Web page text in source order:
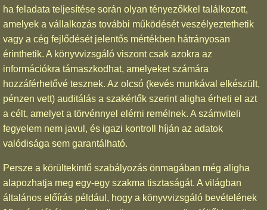
ha feladata teljesítése során olyan tényezőkkel találkozott,
amelyek a vállalkozás további működését veszélyeztethetik
vagy a cég fejlődését jelentős mértékben hátrányosan
érinthetik. A könyvvizsgáló viszont csak azokra az
információkra támaszkodhat, amelyeket számára
hozzáférhetővé tesznek. Az olcsó (kevés munkával elkészült,
pénzen vett) auditálás a szakértők szerint aligha érheti el azt
a célt, amelyet a törvénnyel elérni remélnek. A számviteli
fegyelem nem javul, és igazi kontroll híján az adatok
valódisága sem garantálható.
Persze a körültekintő szabályozás önmagában még aligha
alapozhatja meg egy-egy szakma tisztaságát. A világban
általános előírás például, hogy a könyvvizsgáló bevételének